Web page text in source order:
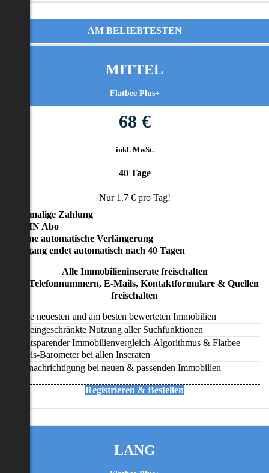
AM BELIEBTESTEN
MITTEL
Flatbee Plus+
68 €
inkl. MwSt.
40 Tage
Nur 1.7€ pro Tag!
• Einmalige Zahlung
• KEIN Abo
• Keine automatische Verlängerung
• Zugang endet automatisch nach 40 Tagen
Alle Immobilieninserate freischalten
Alle Telefonnummern, E-Mails, Kontaktformulare & Quellen
freischalten
Alle neuesten und am besten bewerteten Immobilien
Uneingeschränkte Nutzung aller Suchfunktionen
Zeitsparender Immobilienvergleich-Algorithmus & Flatbee
Preis-Barometer bei allen Inseraten
Benachrichtigung bei neuen & passenden Immobilien
Registrieren & Bestellen
LANG